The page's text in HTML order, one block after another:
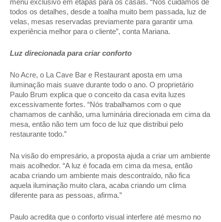
menu exclusivo em etapas para os casais. “Nós cuidamos de
todos os detalhes, desde a toalha muito bem passada, luz de
velas, mesas reservadas previamente para garantir uma
experiência melhor para o cliente”, conta Mariana.
Luz direcionada para criar conforto
No Acre, o La Cave Bar e Restaurant aposta em uma
iluminação mais suave durante todo o ano. O proprietário
Paulo Brum explica que o conceito da casa evita luzes
excessivamente fortes. “Nós trabalhamos com o que
chamamos de canhão, uma luminária direcionada em cima da
mesa, então não tem um foco de luz que distribui pelo
restaurante todo.”
Na visão do empresário, a proposta ajuda a criar um ambiente
mais acolhedor. “A luz é focada em cima da mesa, então
acaba criando um ambiente mais descontraído, não fica
aquela iluminação muito clara, acaba criando um clima
diferente para as pessoas, afirma.”
Paulo acredita que o conforto visual interfere até mesmo no